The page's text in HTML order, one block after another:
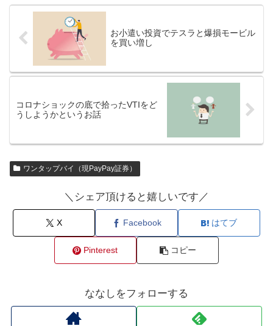
お小遣い投資でテスラと爆損モービル
を買い増し
コロナショックの底で拾ったVTIをど
うしようかというお話
ワンタップバイ（現PayPay証券）
＼シェア頂けると嬉しいです／
X Facebook はてブ
Pinterest コピー
ななしをフォローする